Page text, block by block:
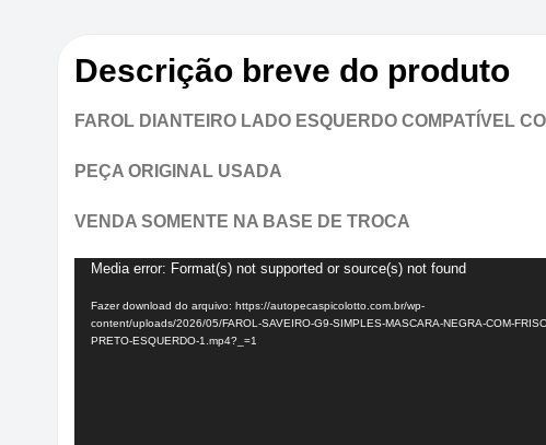
Descrição breve do produto
FAROL DIANTEIRO LADO ESQUERDO COMPATÍVEL
PEÇA ORIGINAL USADA
VENDA SOMENTE NA BASE DE TROCA
Tocador
de
vídeo
Media error: Format(s) not supported or source(s) not found
Fazer download do arquivo: https://autopecaspicolotto.com.br/wp-
content/uploads/2026/05/FAROL-SAVEIRO-G9-SIMPLES-MASCARA-NEGRA-COM-
PRETO-ESQUERDO-1.mp4?_=1